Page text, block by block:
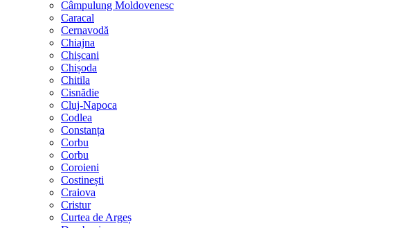
Câmpulung Moldovenesc
Caracal
Cernavodă
Chiajna
Chișcani
Chișoda
Chitila
Cisnădie
Cluj-Napoca
Codlea
Constanța
Corbu
Corbu
Coroieni
Costinești
Craiova
Cristur
Curtea de Argeș